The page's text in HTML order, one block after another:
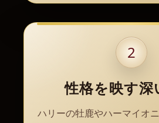
2
性格を映す深
ハリーの牡鹿やハーマイオ